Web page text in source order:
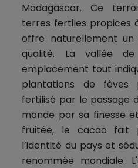
Madagascar. Ce
terres fertiles propices
offre naturellement
qualité. La vallée
emplacement tout
plantations de fèves
fertilisé par le passage
monde par sa finesse
fruitée, le cacao fait
l’identité du pays et
renommée mondiale.